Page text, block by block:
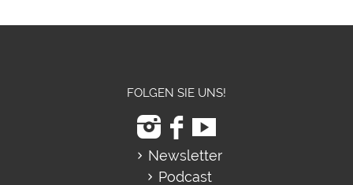
FOLGEN SIE UNS!
Newsletter
Podcast